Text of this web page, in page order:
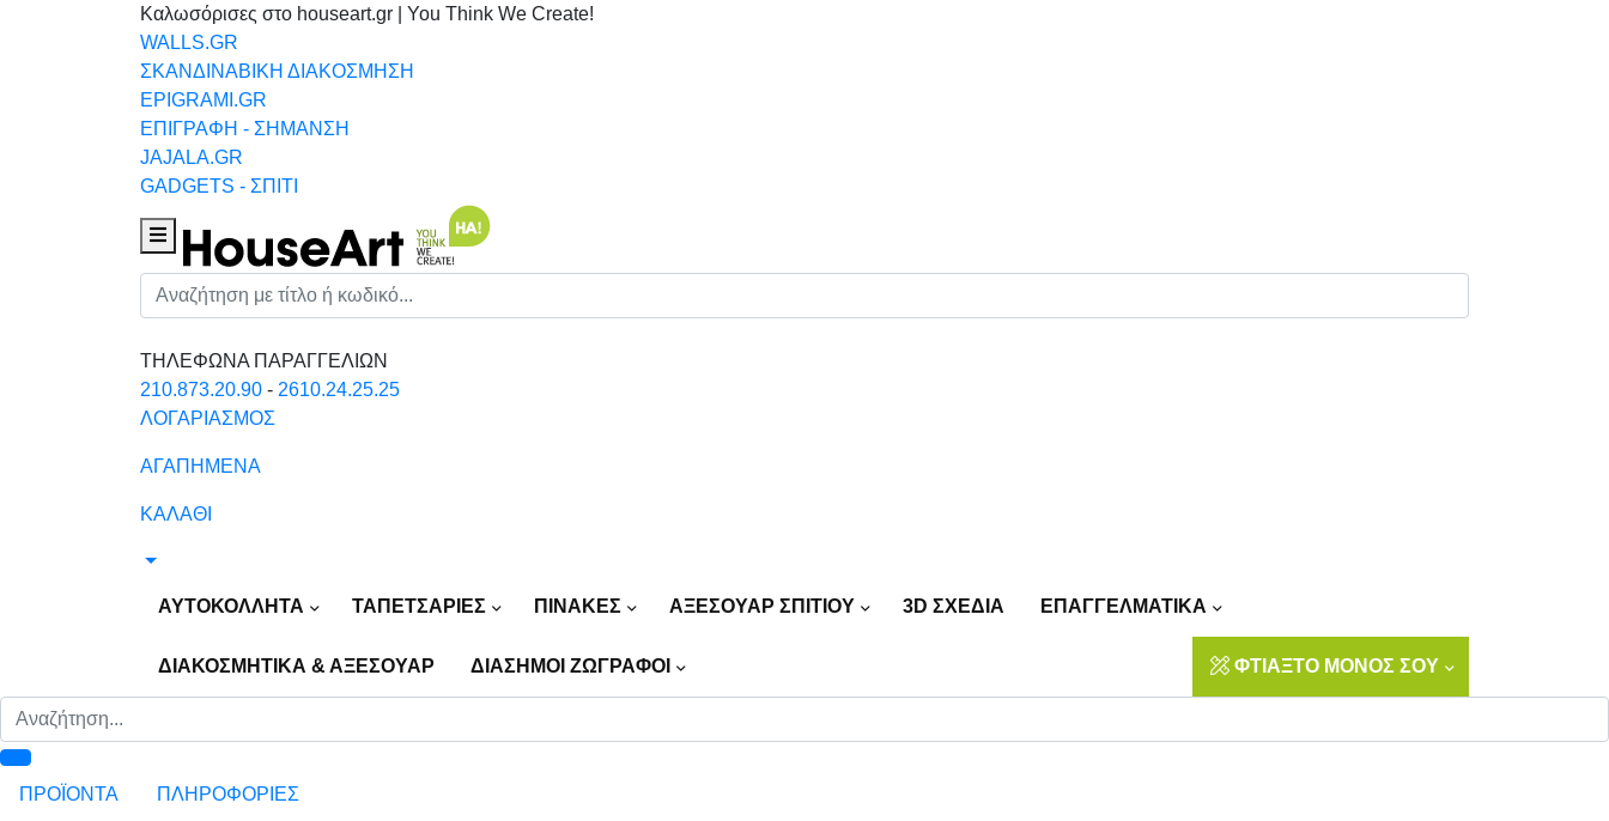
Καλωσόρισες στο houseart.gr | You Think We Create!
WALLS.GR
ΣΚΑΝΔΙΝΑΒΙΚΗ ΔΙΑΚΟΣΜΗΣΗ
EPIGRAMI.GR
ΕΠΙΓΡΑΦΗ - ΣΗΜΑΝΣΗ
JAJALA.GR
GADGETS - ΣΠΙΤΙ
Houseart Menu
Αναζήτηση
ΤΗΛΕΦΩΝΑ ΠΑΡΑΓΓΕΛΙΩΝ
210.873.20.90 - 2610.24.25.25
ΛΟΓΑΡΙΑΣΜΟΣ
ΑΓΑΠΗΜΕΝΑ
ΚΑΛΑΘΙ
ΑΥΤΟΚΟΛΛΗΤΑ ΤΑΠΕΤΣΑΡΙΕΣ ΠΙΝΑΚΕΣ ΑΞΕΣΟΥΑΡ ΣΠΙΤΙΟΥ 3D ΣΧΕΔΙΑ ΕΠΑΓΓΕΛΜΑΤΙΚΑ
ΔΙΑΚΟΣΜΗΤΙΚΑ & ΑΞΕΣΟΥΑΡ ΔΙΑΣΗΜΟΙ ΖΩΓΡΑΦΟΙ ΦΤΙΑΞΤΟ ΜΟΝΟΣ ΣΟΥ
ΠΡΟΪΟΝΤΑ
ΠΛΗΡΟΦΟΡΙΕΣ